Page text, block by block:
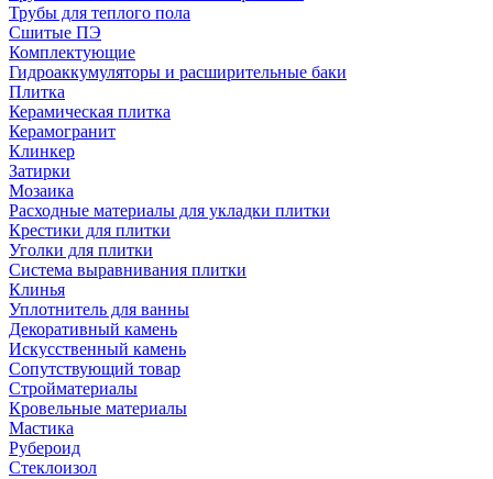
Трубы для теплого пола
Сшитые ПЭ
Комплектующие
Гидроаккумуляторы и расширительные баки
Плитка
Керамическая плитка
Керамогранит
Клинкер
Затирки
Мозаика
Расходные материалы для укладки плитки
Крестики для плитки
Уголки для плитки
Система выравнивания плитки
Клинья
Уплотнитель для ванны
Декоративный камень
Искусственный камень
Сопутствующий товар
Стройматериалы
Кровельные материалы
Мастика
Рубероид
Стеклоизол